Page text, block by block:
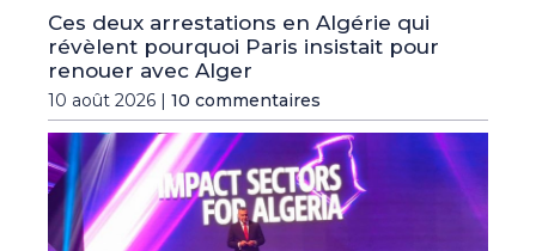
Ces deux arrestations en Algérie qui
révèlent pourquoi Paris insistait pour
renouer avec Alger
10 août 2026 | 10 commentaires